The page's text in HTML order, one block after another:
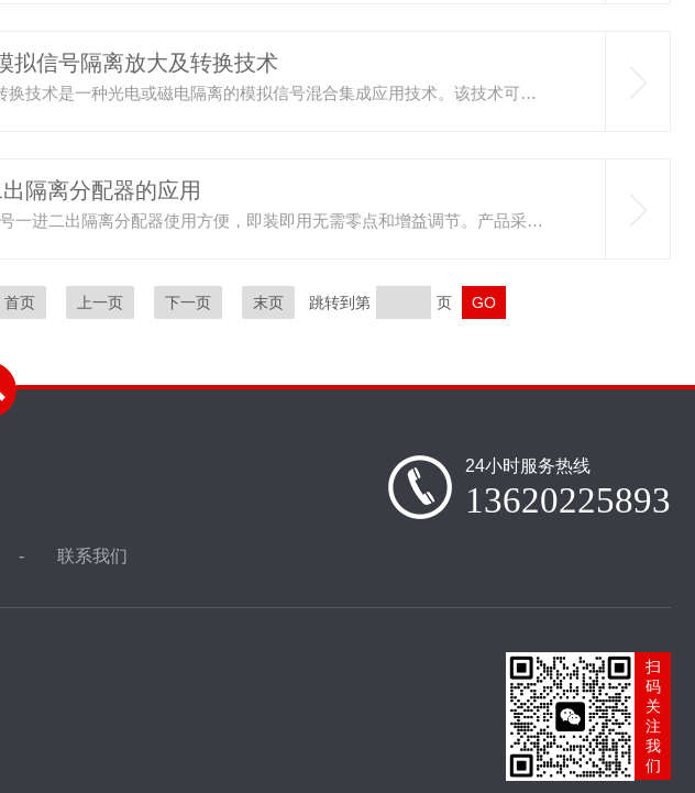
拟信号隔离放大及转换技术
顺源科技模拟信号隔离放大转换技术是一种光电或磁电隔离的模拟信号混合集成应用技术。该技术可以将一组高隔离的DC/DC转换电源和一组磁电或光电耦合的模拟信号隔离放大及转换电路集成在一起，采用低成本小体积的模块化PCB板式集成安置封装方案，信号输入及输出侧宽爬电距离及内部隔离措施使该放大器模块能通过10KVAC高电压绝缘测试。模块内部的隔离电源除给放大电路供电还可以向外部提供一组5V(最大3mA)直流配电电源，给信号输入端外部电路扩展使用，如电桥电路、小信号放大电路、基准电路等。顺...
隔离分配器的应用
DIN1X2ISOD系列4-20mA信号一进二出隔离分配器使用方便，即装即用无需零点和增益调节。产品采用标准DIN35导轨卡槽固定安装方式，可实现工业现场各种传感器、仪器仪表、PLC等4-20mA电流信号一进二出信号隔离分配及放大功能，并能满足工业级宽温度、潮湿、震动等工作环境要求。典型应用如下：●传感器信号的显示监控及变送●工业现场信号隔离、转换放大及长线传输●4-20mA环路信号一进二出的地线干扰抑制●模拟信号地线干扰抑制及数据隔离、采集●电力监控、医疗设备隔离监控安全栅...
首页 上一页 下一页 末页 跳转到第 页
联系我们
24小时服务热线
13620225893
扫
码
关
注
我
们